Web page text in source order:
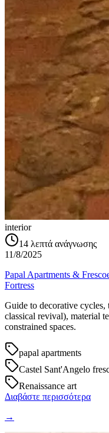
interior
14 λεπτά ανάγνωσης
11/8/2025
Papal Apartments &
Fortress
Guide to decorative cycles,
classical revival), material
constrained spaces.
papal apartments
Castel Sant'Angelo
Renaissance art
Διαβάστε περισσότερα
→